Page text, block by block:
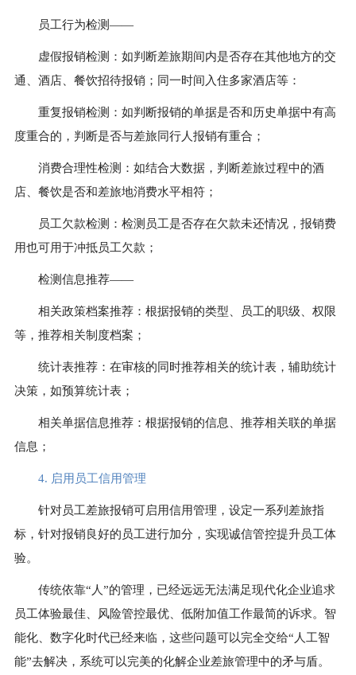
员工行为检测——
虚假报销检测：如判断差旅期间内是否存在其他地方的交
通、酒店、餐饮招待报销；同一时间入住多家酒店等：
重复报销检测：如判断报销的单据是否和历史单据中有高
度重合的，判断是否与差旅同行人报销有重合；
消费合理性检测：如结合大数据，判断差旅过程中的酒
店、餐饮是否和差旅地消费水平相符；
员工欠款检测：检测员工是否存在欠款未还情况，报销费
用也可用于冲抵员工欠款；
检测信息推荐——
相关政策档案推荐：根据报销的类型、员工的职级、权限
等，推荐相关制度档案；
统计表推荐：在审核的同时推荐相关的统计表，辅助统计
决策，如预算统计表；
相关单据信息推荐：根据报销的信息、推荐相关联的单据
信息；
4. 启用员工信用管理
针对员工差旅报销可启用信用管理，设定一系列差旅指
标，针对报销良好的员工进行加分，实现诚信管控提升员工体
验。
传统依靠“人”的管理，已经远远无法满足现代化企业追求
员工体验最佳、风险管控最优、低附加值工作最简的诉求。智
能化、数字化时代已经来临，这些问题可以完全交给“人工智
能”去解决，系统可以完美的化解企业差旅管理中的矛与盾。